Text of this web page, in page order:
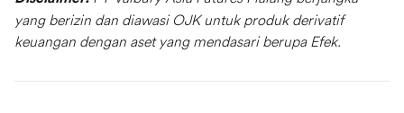
yang berizin dan diawasi OJK untuk produk derivatif
keuangan dengan aset yang mendasari berupa Efek.